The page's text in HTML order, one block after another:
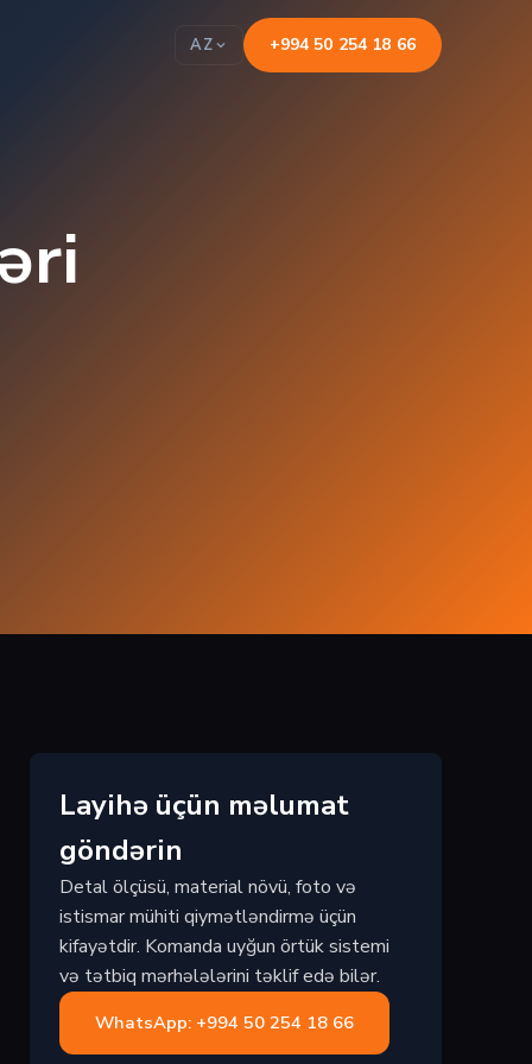
AZ +994 50 254 18 66
Layihə üçün məlumat
göndərin
Detal ölçüsü, material növü, foto və
istismar mühiti qiymətləndirmə üçün
kifayətdir. Komanda uyğun örtük sistemi
və tətbiq mərhələlərini təklif edə bilər.
WhatsApp: +994 50 254 18 66